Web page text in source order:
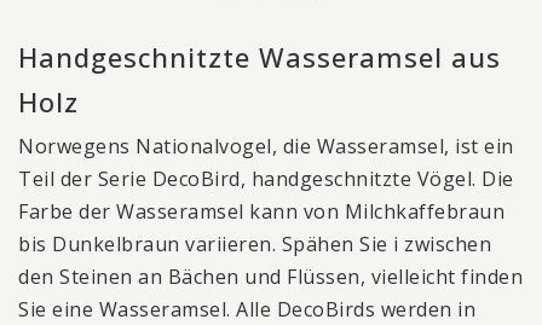
Handgeschnitzte Wasseramsel aus
Holz
Norwegens Nationalvogel, die Wasseramsel, ist ein
Teil der Serie DecoBird, handgeschnitzte Vögel. Die
Farbe der Wasseramsel kann von Milchkaffebraun
bis Dunkelbraun variieren. Spähen Sie i zwischen
den Steinen an Bächen und Flüssen, vielleicht finden
Sie eine Wasseramsel. Alle DecoBirds werden in